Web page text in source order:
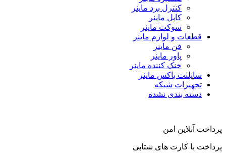
کنترل برد ماینر
کابل ماینر
سوکت ماینر
قطعات و لوازم ماینر
فن ماینر
پاور ماینر
خنک کننده ماینر
سایلنت باکس ماینر
تجهیزات شبکه
دسته بندی نشده
پرداخت آنلاین امن
پرداخت با کارت های شتابی